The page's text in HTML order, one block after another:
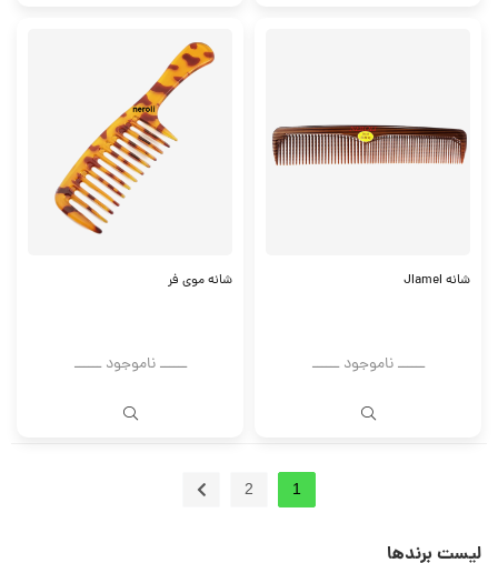
شانه JIameI
ــــــ ناموجود ــــــ
شانه موی فر
ــــــ ناموجود ــــــ
1
2
لیست برندها